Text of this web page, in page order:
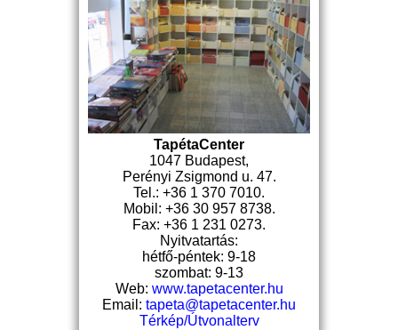
TapétaCenter
1047 Budapest,
Perényi Zsigmond u. 47.
Tel.: +36 1 370 7010.
Mobil: +36 30 957 8738.
Fax: +36 1 231 0273.
Nyitvatartás:
hétfő-péntek: 9-18
szombat: 9-13
Web: www.tapetacenter.hu
Email: tapeta@tapetacenter.hu
Térkép/Útvonalterv